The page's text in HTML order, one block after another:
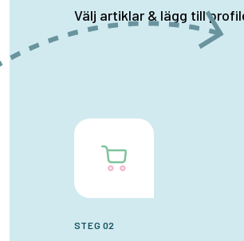
Välj artiklar & lägg till
STEG 02